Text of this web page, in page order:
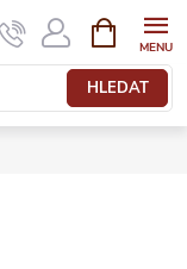
HLEDAT
NÁKUPNÍ
KOŠÍK